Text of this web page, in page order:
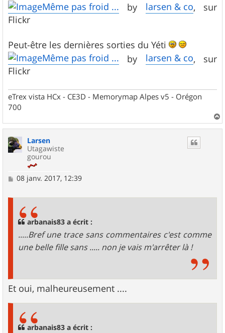
Même pas froid ... by larsen & co, sur
Flickr
Peut-être les dernières sorties du Yéti
Même pas froid ... by larsen & co, sur
Flickr
eTrex vista HCx - CE3D - Memorymap Alpes v5 - Orégon
700
a
Larsen
Utagawiste
gourou
M
08 janv. 2017, 12:39
arbanais83 a écrit :
.....Bref une trace sans commentaires c'est comme
une belle fille sans ..... non je vais m'arrêter là !
Et oui, malheureusement ....
arbanais83 a écrit :